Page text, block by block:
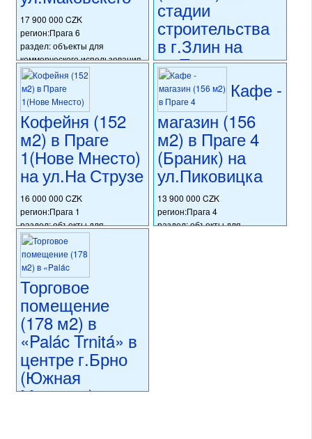
реконструкции
номер объекта:
17 900 000 CZK
регион:Прага 6
раздел: объекты для
коммерческого использования
состояние: стандарт
номер объекта:
стадии
строительства
в г.Злин на
ул.Тржида
Томаше Бати
(Южная
Моравия)
13 114 000 CZK
регион:Южная Моравия
раздел: объекты для
коммерческого использования
состояние: новостройка
номер объекта:
Кофейня (152
м2) в Праге
1(Нове Мнесто)
на ул.На Струзе
16 000 000 CZK
регион:Прага 1
раздел: объекты для
коммерческого использования
состояние: после
реконструкции
номер объекта:20422
Кафе -
магазин (156
м2) в Праге 4
(Браник) на
ул.Пиковицка
13 900 000 CZK
регион:Прага 4
раздел: объекты для
Торговое
помещение
(178 м2) в
«Palác Trnitá» в
центре г.Брно
(Южная
Моравия)